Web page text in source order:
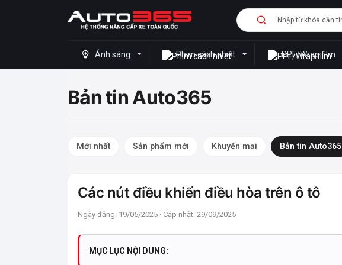
Ánh sáng Phim cách nhiệt PPF/Wrap film
Bản tin Auto365
Mới nhất Sản phẩm mới Khuyến mại Bản tin Auto365
Các nút điều khiển điều hòa trên ô tô
Ngày đăng: 19/05/2025 · Cập nhật: 29/09/2025
MỤC LỤC NỘI DUNG: